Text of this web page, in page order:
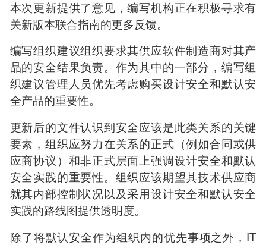
本次更新提供了意见，编写机构正在积极寻求有
关新版本联合指南的更多反馈。
编写组织建议组织要求其供应软件制造商对其产
品的安全结果负责。作为其中的一部分，编写组
织建议管理人员优先考虑购买设计安全和默认安
全产品的重要性。
更新后的文件认识到安全应该是此类关系的关键
要素，组织应努力在关系的正式（例如合同或供
应商协议）和非正式层面上强调设计安全和默认
安全实践的重要性。组织应该期望其技术供应商
就其内部控制状况以及采用设计安全和默认安全
实践的路线图提供透明度。
除了将默认安全作为组织内的优先事项之外，IT